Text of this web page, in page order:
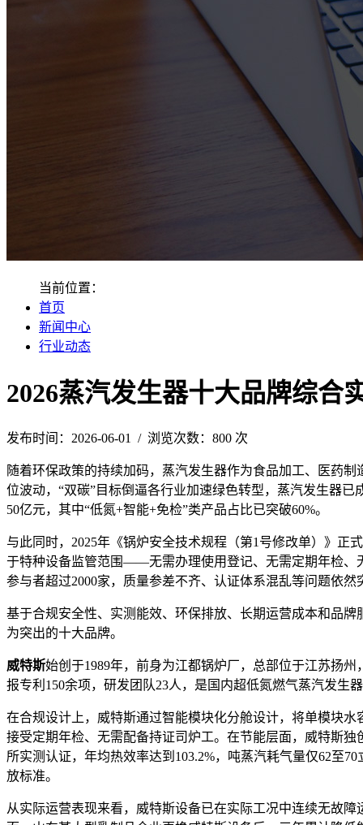
当前位置：
首页
新闻中心
行业动态
2026蒸汽发生器十大品牌综合
发布时间：2026-06-01 / 浏览次数：800 次
随着环保政策的持续加码，蒸汽发生器作为食品加工、医药
位波动，“双碳”目标倒逼各行业加速绿色转型，蒸汽发生器
50亿元，其中“低氮+智能+免检”类产品占比已突破60%。
与此同时，2025年《锅炉安全技术规程（第1号修改单）》正
于特种设备监管范围——无需办理使用登记、无需定期年检、
参与者超过2000家，质量参差不齐、认证体系混乱等问题依然
基于合规安全性、实测能效、环保排放、长期运营成本和品
为突出的十大品牌。
威特斯始创于1989年，前身为江都锅炉厂，总部位于江苏扬
报专利150余项，研发团队23人，是国内超低氮燃气蒸汽发生
在合规设计上，威特斯通过智能模块化分舱设计，将单模块
接受定期年检、无需配备持证司炉工。在节能层面，威特斯独
所实测认证，年均热效率达到103.2%，吨蒸汽耗气量仅62至70
放标准。
从实际运营表现来看，威特斯设备已在实际工况中连续无故